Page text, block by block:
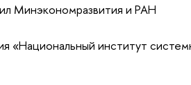
Минэкономразвития и РАН
«Национальный институт